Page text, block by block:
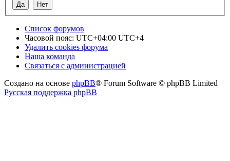
Список форумов
Часовой пояс: UTC+04:00 UTC+4
Удалить cookies форума
Наша команда
Связаться с администрацией
Создано на основе phpBB® Forum Software © phpBB Limited
Русская поддержка phpBB